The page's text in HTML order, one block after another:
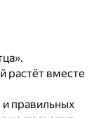
растёт вместе
и правильных